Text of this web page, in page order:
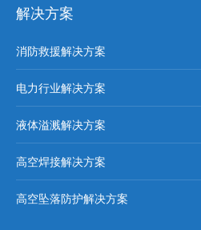
解决方案
消防救援解决方案
电力行业解决方案
液体溢溅解决方案
高空焊接解决方案
高空坠落防护解决方案